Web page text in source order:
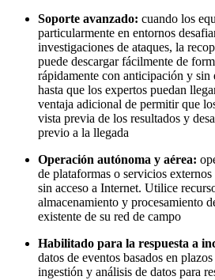
Soporte avanzado: cuando los
particularmente en entornos
investigaciones de ataques, la
puede descargar fácilmente de
rápidamente con anticipación y sin
hasta que los expertos puedan
ventaja adicional de permitir que
vista previa de los resultados y
previo a la llegada
Operación autónoma y aérea:
de plataformas o servicios
sin acceso a Internet. Utilice
almacenamiento y procesamiento
existente de su red de campo
Habilitado para la respuesta a
datos de eventos basados en
ingestión y análisis de datos para